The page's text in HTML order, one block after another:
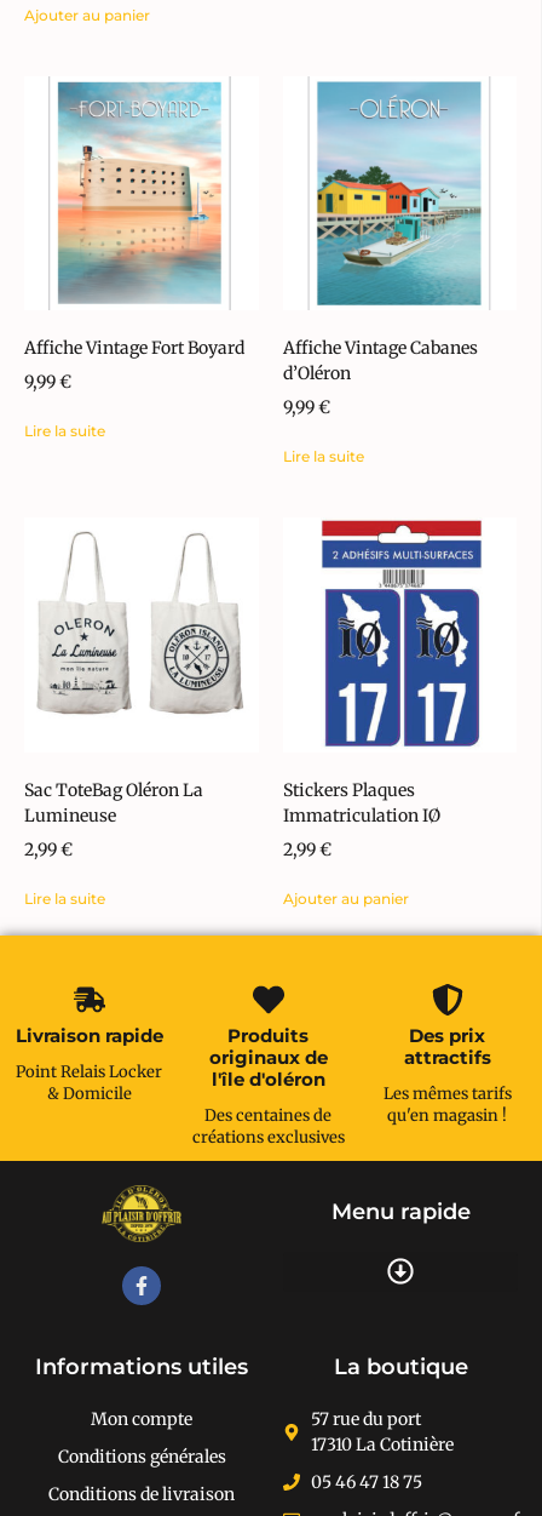
Ajouter au panier
Affiche Vintage Fort Boyard
9,99€
Lire la suite
Affiche Vintage Cabanes
d’Oléron
9,99€
Lire la suite
Sac ToteBag Oléron La
Lumineuse
2,99€
Lire la suite
Stickers Plaques
Immatriculation IØ
2,99€
Ajouter au panier
Livraison rapide
Point Relais Locker
& Domicile
Produits
originaux de
l'île d'oléron
Des centaines de
créations exclusives
Des prix
attractifs
Les mêmes tarifs
qu'en magasin !
Menu rapide
Informations utiles
Mon compte
Conditions générales
Conditions de livraison
La boutique
57 rue du port
17310 La Cotinière
05 46 47 18 75